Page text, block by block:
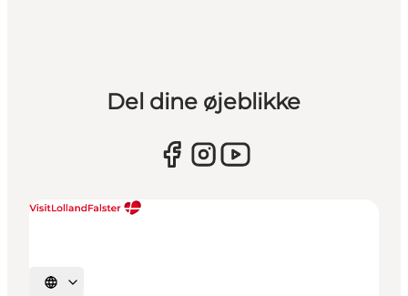
Del dine øjeblikke
Vælg sprog